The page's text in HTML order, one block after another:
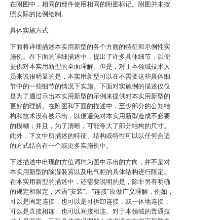
在附图中，相同的部件使用相同的附图标记。附图并未按
照实际的比例绘制。
具体实施方式
下面将详细描述本实用新型的各个方面的特征和示例性实
施例。在下面的详细描述中，提出了许多具体细节，以便
提供对本实用新型的全面理解。但是，对于本领域技术人
员来说很明显的是，本实用新型可以在不需要这些具体细
节中的一些细节的情况下实施。下面对实施例的描述仅仅
是为了通过示出本实用新型的示例来提供对本实用新型的
更好的理解。在附图和下面的描述中，至少部分的公知结
构和技术没有被示出，以便避免对本实用新型造成不必要
的模糊；并且，为了清晰，可能夸大了部分结构的尺寸。
此外，下文中所描述的特征、结构或特性可以以任何合适
的方式结合在一个或更多实施例中。
下述描述中出现的方位词均为图中示出的方向，并不是对
本实用新型的除湿装置以及电气柜的具体结构进行限定。
在本实用新型的描述中，还需要说明的是，除非另有明确
的规定和限定，术语“安装”、“连接”应做广义理解，例如，
可以是固定连接，也可以是可拆卸连接，或一体地连接；
可以是直接相连，也可以间接相连。对于本领域的普通技